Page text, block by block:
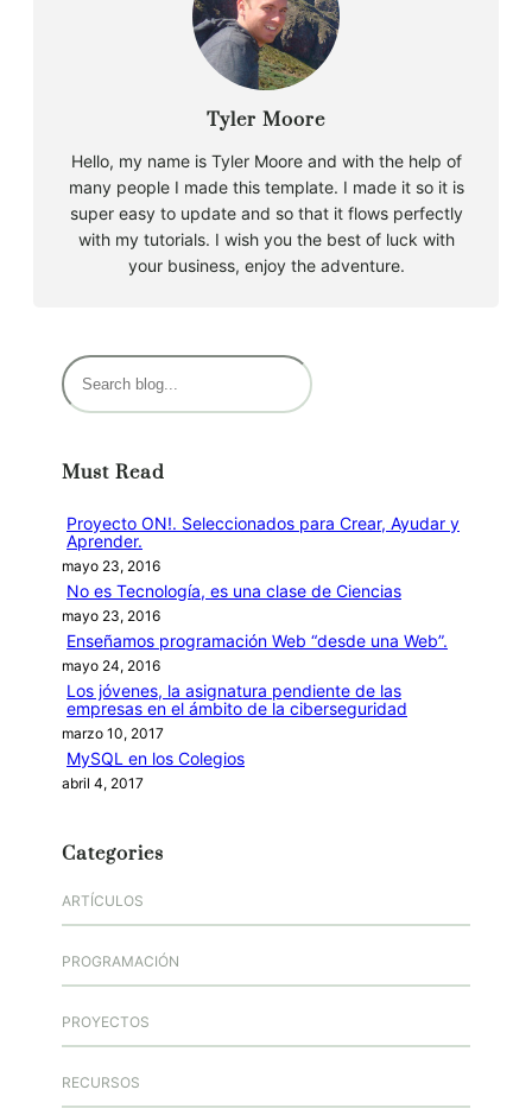
Tyler Moore
Hello, my name is Tyler Moore and with the help of
many people I made this template. I made it so it is
super easy to update and so that it flows perfectly
with my tutorials. I wish you the best of luck with
your business, enjoy the adventure.
B
u
a
Must Read
Proyecto ON!. Seleccionados para Crear, Ayudar y
Aprender.
mayo 23, 2016
No es Tecnología, es una clase de Ciencias
mayo 23, 2016
Enseñamos programación Web “desde una Web”.
mayo 24, 2016
Los jóvenes, la asignatura pendiente de las
empresas en el ámbito de la ciberseguridad
marzo 10, 2017
MySQL en los Colegios
abril 4, 2017
Categories
ARTÍCULOS
PROGRAMACIÓN
PROYECTOS
RECURSOS